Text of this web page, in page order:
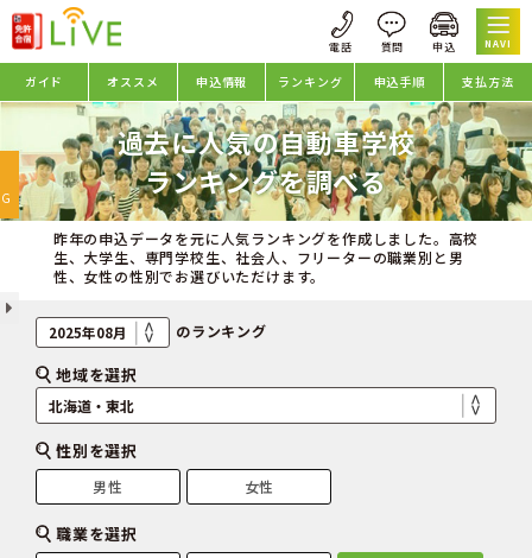
NAVI
ガイド オススメ 申込情報 ランキング 申込手順 支払方法
過去に人気の自動車学校
ランキングを調べる
昨年の申込データを元に人気ランキングを作成しました。高校
生、大学生、専門学校生、社会人、フリーターの職業別と男
性、女性の性別でお選びいただけます。
のランキング
地域を選択
性別を選択
男性 女性
職業を選択